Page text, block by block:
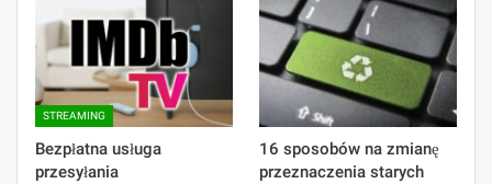
STREAMING
Bezpłatna usługa
przesyłania
16 sposobów na zmianę
przeznaczenia starych